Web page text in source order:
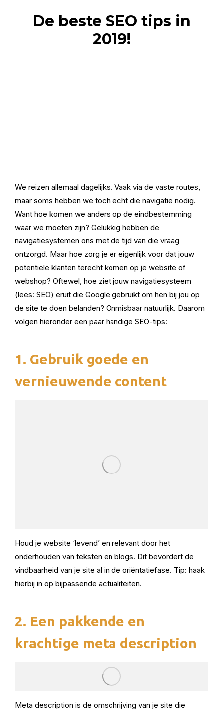
De beste SEO tips in
2019!
We reizen allemaal dagelijks. Vaak via de vaste routes,
maar soms hebben we toch echt die navigatie nodig.
Want hoe komen we anders op de eindbestemming
waar we moeten zijn? Gelukkig hebben de
navigatiesystemen ons met de tijd van die vraag
ontzorgd. Maar hoe zorg je er eigenlijk voor dat jouw
potentiele klanten terecht komen op je website of
webshop? Oftewel, hoe ziet jouw navigatiesysteem
(lees: SEO) eruit die Google gebruikt om hen bij jou op
de site te doen belanden? Onmisbaar natuurlijk. Daarom
volgen hieronder een paar handige SEO-tips:
1. Gebruik goede en
vernieuwende content
Houd je website ‘levend’ en relevant door het
onderhouden van teksten en blogs. Dit bevordert de
vindbaarheid van je site al in de oriëntatiefase. Tip: haak
hierbij in op bijpassende actualiteiten.
2. Een pakkende en
krachtige meta description
Meta description is de omschrijving van je site die